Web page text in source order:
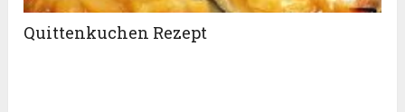
Quittenkuchen Rezept